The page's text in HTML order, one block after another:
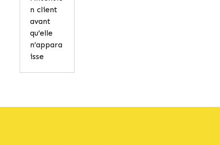
n client
avant
qu’elle
n’appara
isse